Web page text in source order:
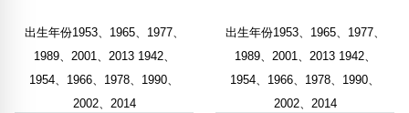
出生年份1953、1965、1977、
1989、2001、2013 1942、
1954、1966、1978、1990、
2002、2014
出生年份1953、1965、1977、
1989、2001、2013 1942、
1954、1966、1978、1990、
2002、2014